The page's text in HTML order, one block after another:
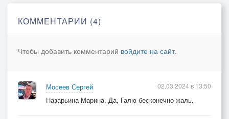
Мы виноваты оба...
КОММЕНТАРИИ (4)
Чтобы добавить комментарий войдите на сайт.
Мосеев Сергей
Назарьина Марина, Да, Галю бесконечно жаль.
02.03.2024 в 13:50